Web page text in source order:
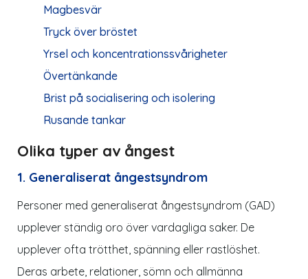
Magbesvär
Tryck över bröstet
Yrsel och koncentrationssvårigheter
Övertänkande
Brist på socialisering och isolering
Rusande tankar
Olika typer av ångest
1. Generaliserat ångestsyndrom
Personer med generaliserat ångestsyndrom (GAD)
upplever ständig oro över vardagliga saker. De
upplever ofta trötthet, spänning eller rastlöshet.
Deras arbete, relationer, sömn och allmänna